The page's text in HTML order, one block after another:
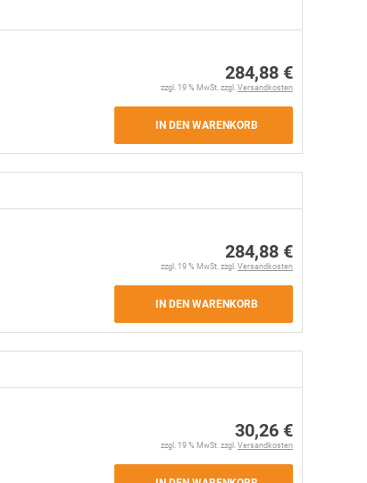
284,88 €
zzgl. 19 % MwSt. zzgl. Versandkosten
IN DEN WARENKORB
284,88 €
zzgl. 19 % MwSt. zzgl. Versandkosten
IN DEN WARENKORB
30,26 €
zzgl. 19 % MwSt. zzgl. Versandkosten